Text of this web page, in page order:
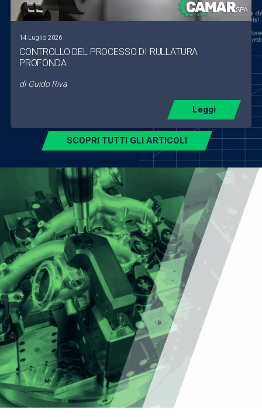
14 Luglio 2026
CONTROLLO DEL PROCESSO DI RULLATURA
PROFONDA
di Guido Riva
Leggi
SCOPRI TUTTI GLI ARTICOLI